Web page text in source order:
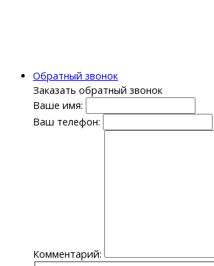
Обратный звонок
Заказать обратный звонок
Ваше имя:
Ваш телефон:
Комментарий: